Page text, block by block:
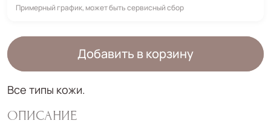
Примерный график, может быть сервисный сбор
Добавить в корзину
Все типы кожи.
ОПИСАНИЕ